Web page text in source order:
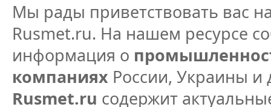
Мы рады приветствовать вас
Rusmet.ru. На нашем ресурсе
информация о
компаниях России, Украины и
Rusmet.ru содержит